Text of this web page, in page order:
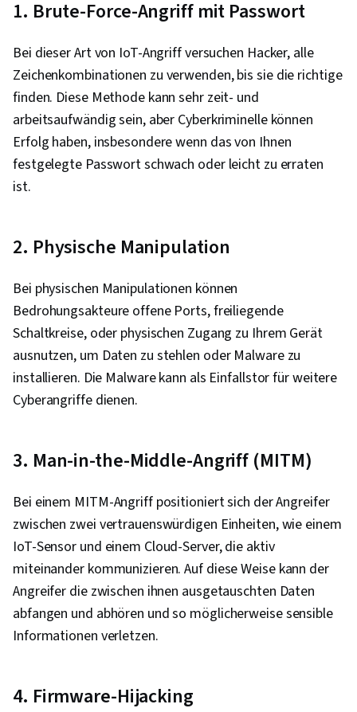
1. Brute-Force-Angriff mit Passwort
Bei dieser Art von IoT-Angriff versuchen Hacker, alle
Zeichenkombinationen zu verwenden, bis sie die richtige
finden. Diese Methode kann sehr zeit- und
arbeitsaufwändig sein, aber Cyberkriminelle können
Erfolg haben, insbesondere wenn das von Ihnen
festgelegte Passwort schwach oder leicht zu erraten
ist.
2. Physische Manipulation
Bei physischen Manipulationen können
Bedrohungsakteure offene Ports, freiliegende
Schaltkreise, oder physischen Zugang zu Ihrem Gerät
ausnutzen, um Daten zu stehlen oder Malware zu
installieren. Die Malware kann als Einfallstor für weitere
Cyberangriffe dienen.
3. Man-in-the-Middle-Angriff (MITM)
Bei einem MITM-Angriff positioniert sich der Angreifer
zwischen zwei vertrauenswürdigen Einheiten, wie einem
IoT-Sensor und einem Cloud-Server, die aktiv
miteinander kommunizieren. Auf diese Weise kann der
Angreifer die zwischen ihnen ausgetauschten Daten
abfangen und abhören und so möglicherweise sensible
Informationen verletzen.
4. Firmware-Hijacking